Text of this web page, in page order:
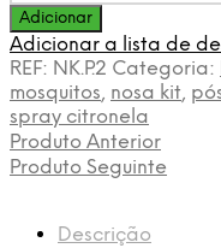
de
Pulseiras
Repelentes
de
Mosquitos
Rosa/Lilás
(2
un.)
Adicionar
Adicionar a lista de
REF: NK.P.2 Categoria:
mosquitos, nosa kit,
spray citronela
Produto Anterior
Produto Seguinte
Descrição